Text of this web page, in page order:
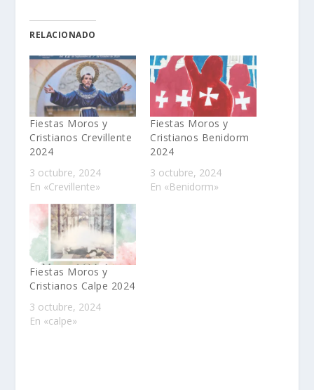
RELACIONADO
Fiestas Moros y
Cristianos Crevillente
2024
3 octubre, 2024
En «Crevillente»
Fiestas Moros y
Cristianos Benidorm
2024
3 octubre, 2024
En «Benidorm»
Fiestas Moros y
Cristianos Calpe 2024
3 octubre, 2024
En «calpe»